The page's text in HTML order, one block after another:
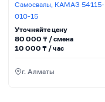
Самосвалы, КАМАЗ 54115-
010-15
Уточняйте цену
80 000 ₸ / сменa
10 000 ₸ / час
г. Алматы